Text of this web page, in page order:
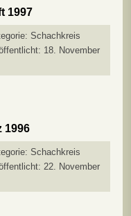
1997
Schachkreis
18. November
1996
Schachkreis
22. November